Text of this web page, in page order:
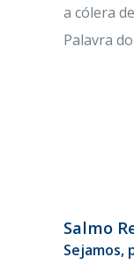
a cólera
Palavra
Salmo
Sejamos,